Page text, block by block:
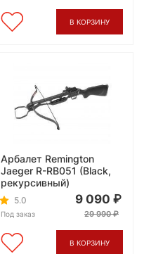
В КОРЗИНУ
Арбалет Remington
Jaeger R-RB051 (Black,
рекурсивный)
5.0
Под заказ
9 090
29 990
В КОРЗИНУ